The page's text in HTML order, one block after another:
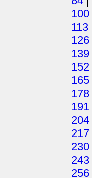
100
113
126
139
152
165
178
191
204
217
230
243
256